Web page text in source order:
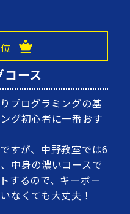
位
ース
プログラミングの基
グ初心者に一番おす
すが、中野教室では6
中身の濃いコースで
するので、キーボー
なくても大丈夫！